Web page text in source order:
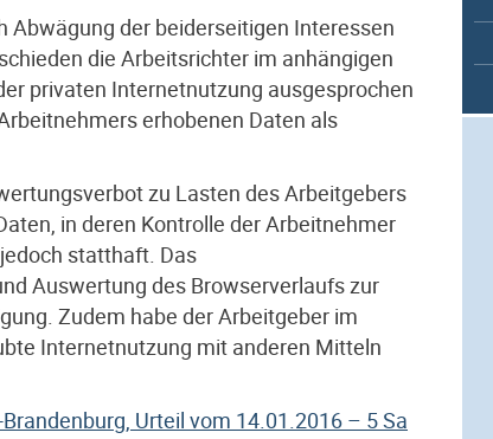
der beiderseitigen Interessen
die Arbeitsrichter im anhängigen
privaten Internetnutzung ausgesprochen
erhobenen Daten als
zu Lasten des Arbeitgebers
in deren Kontrolle der Arbeitnehmer
statthaft. Das
Auswertung des Browserverlaufs zur
Zudem habe der Arbeitgeber im
Internetnutzung mit anderen Mitteln
Brandenburg, Urteil vom 14.01.2016 – 5 Sa